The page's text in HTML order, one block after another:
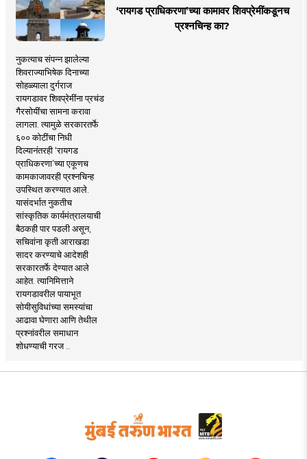
‘रायगड प्राधिकरणा’च्या कामावर शिवप्रेमींकडूनच
प्रश्नचिन्ह का?
नुकत्याच संपन्न झालेल्या
शिवराज्याभिषेक दिनाच्या
सोहळ्याला दुर्गराज
रायगडावर शिवप्रेमींना प्रचंड
गैरसोयींचा सामना करावा
लागला. त्यामुळे सरकारतर्फे
६०० कोटींचा निधी
दिल्यानंतरही ‘रायगड
प्राधिकरणा’च्या एकूणच
कामकाजावरही प्रश्नचिन्ह
उपस्थित करण्यात आले.
यासंदर्भात नुकतीच
सांस्कृतिक कार्यमंत्रालयाची
बैठकही पार पडली असून,
सचिवांना कृती आराखडा
सादर करण्याचे आदेशही
सरकारतर्फे देण्यात आले
आहेत. त्यानिमित्ताने
रायगडावरील पायाभूत
सोयीसुविधांच्या समस्यांचा
आढावा घेणारा आणि तेथील
प्रश्नांवरील समाधान
शोधण्याची गरज ..